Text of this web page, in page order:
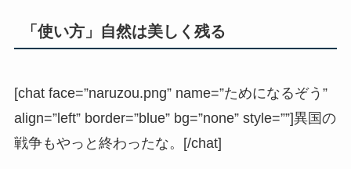
「使い方」自然は美しく残る
[chat face=”naruzou.png” name=”ためになるぞう”
align=”left” border=”blue” bg=”none” style=””]異国の
戦争もやっと終わったな。[/chat]